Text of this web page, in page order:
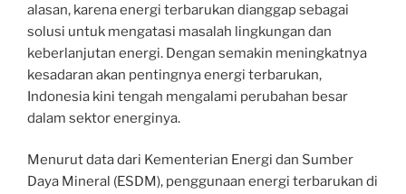
alasan, karena energi terbarukan dianggap sebagai
solusi untuk mengatasi masalah lingkungan dan
keberlanjutan energi. Dengan semakin meningkatnya
kesadaran akan pentingnya energi terbarukan,
Indonesia kini tengah mengalami perubahan besar
dalam sektor energinya.
Menurut data dari Kementerian Energi dan Sumber
Daya Mineral (ESDM), penggunaan energi terbarukan di